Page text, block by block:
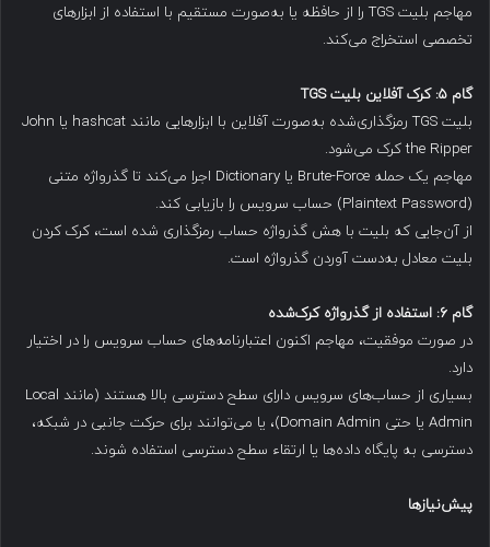
مهاجم بلیت TGS را از حافظه یا به‌صورت مستقیم با استفاده از ابزارهای
تخصصی استخراج می‌کند.
گام ۵: کرک آفلاین بلیتTGS
بلیت TGS رمزگذاری‌شده به‌صورت آفلاین با ابزارهایی مانند hashcat یا John
the Ripper کرک می‌شود.
مهاجم یک حمله Brute-Force یا Dictionary اجرا می‌کند تا گذرواژه متنی
(Plaintext Password) حساب سرویس را بازیابی کند.
از آن‌جایی که بلیت با هش گذرواژه حساب رمزگذاری شده است، کرک کردن
بلیت معادل به‌دست آوردن گذرواژه است.
گام ۶: استفاده از گذرواژه کرک‌شده
در صورت موفقیت، مهاجم اکنون اعتبارنامه‌های حساب سرویس را در اختیار
دارد.
بسیاری از حساب‌های سرویس دارای سطح دسترسی بالا هستند (مانند Local
Admin یا حتی Domain Admin)، یا می‌توانند برای حرکت جانبی در شبکه،
دسترسی به پایگاه داده‌ها یا ارتقاء سطح دسترسی استفاده شوند.
پیش‌نیازها